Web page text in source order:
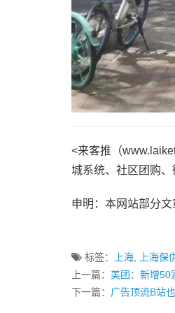
<来客推（
城系统、社区团购
申明：本网站部分
标签： 上海 上海保
上一篇： 美团：新增50
下一篇： 广告顶流B站